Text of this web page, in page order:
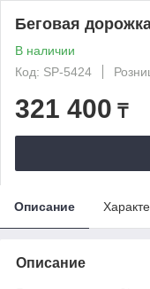
Беговая
В наличии
Код: SP-5424
321 400 ₸
Описание
Описание